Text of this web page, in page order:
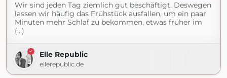
Wir sind jeden Tag ziemlich gut beschäftigt. Deswegen
lassen wir häufig das Frühstück ausfallen, um ein paar
Minuten mehr Schlaf zu bekommen, etwas früher im
(...)
Elle Republic
ellerepublic.de